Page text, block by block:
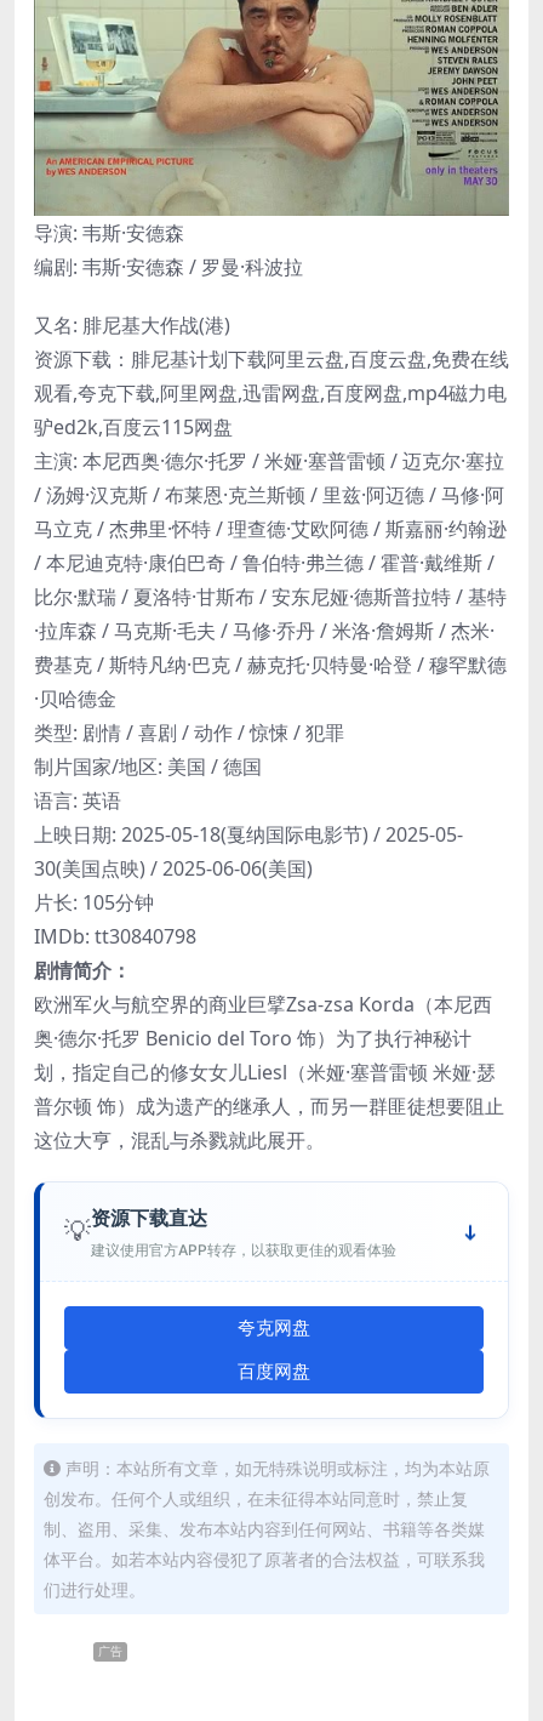
导演: 韦斯·安德森
编剧: 韦斯·安德森 / 罗曼·科波拉
又名: 腓尼基大作战(港)
资源下载：腓尼基计划下载阿里云盘,百度云盘,免费在线
观看,夸克下载,阿里网盘,迅雷网盘,百度网盘,mp4磁力电
驴ed2k,百度云115网盘
主演: 本尼西奥·德尔·托罗 / 米娅·塞普雷顿 / 迈克尔·塞拉
/ 汤姆·汉克斯 / 布莱恩·克兰斯顿 / 里兹·阿迈德 / 马修·阿
马立克 / 杰弗里·怀特 / 理查德·艾欧阿德 / 斯嘉丽·约翰逊
/ 本尼迪克特·康伯巴奇 / 鲁伯特·弗兰德 / 霍普·戴维斯 /
比尔·默瑞 / 夏洛特·甘斯布 / 安东尼娅·德斯普拉特 / 基特
·拉库森 / 马克斯·毛夫 / 马修·乔丹 / 米洛·詹姆斯 / 杰米·
费基克 / 斯特凡纳·巴克 / 赫克托·贝特曼·哈登 / 穆罕默德
·贝哈德金
类型: 剧情 / 喜剧 / 动作 / 惊悚 / 犯罪
制片国家/地区: 美国 / 德国
语言: 英语
上映日期: 2025-05-18(戛纳国际电影节) / 2025-05-
30(美国点映) / 2025-06-06(美国)
片长: 105分钟
IMDb: tt30840798
剧情简介：
欧洲军火与航空界的商业巨擘Zsa-zsa Korda（本尼西
奥·德尔·托罗 Benicio del Toro 饰）为了执行神秘计
划，指定自己的修女女儿Liesl（米娅·塞普雷顿 米娅·瑟
普尔顿 饰）成为遗产的继承人，而另一群匪徒想要阻止
这位大亨，混乱与杀戮就此展开。
💡资源下载直达
建议使用官方APP转存，以获取更佳的观看体验
夸克网盘
百度网盘
声明：本站所有文章，如无特殊说明或标注，均为本站原
创发布。任何个人或组织，在未征得本站同意时，禁止复
制、盗用、采集、发布本站内容到任何网站、书籍等各类媒
体平台。如若本站内容侵犯了原著者的合法权益，可联系我
们进行处理。
广告